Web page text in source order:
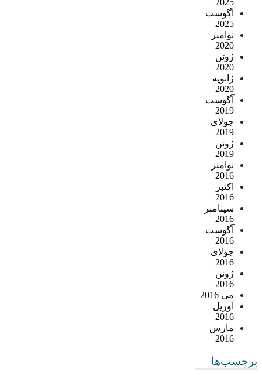
2025
آگوست
2025
نوامبر
2020
ژوئن
2020
ژانویه
2020
آگوست
2019
جولای
2019
ژوئن
2019
نوامبر
2016
اکتبر
2016
سپتامبر
2016
آگوست
2016
جولای
2016
ژوئن
2016
می 2016
آوریل
2016
مارس
2016
برچسب‌ها